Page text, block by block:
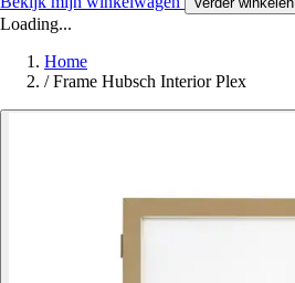
Loading...
Home
/ Frame Hubsch Interior Plex